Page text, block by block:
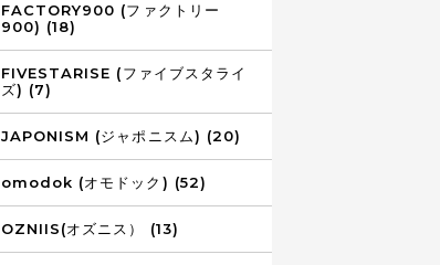
FACTORY900 (ファクトリー
900) (18)
FIVESTARISE (ファイブスタライ
ズ) (7)
JAPONISM (ジャポニスム) (20)
omodok (オモドック) (52)
OZNIIS(オズニス） (13)